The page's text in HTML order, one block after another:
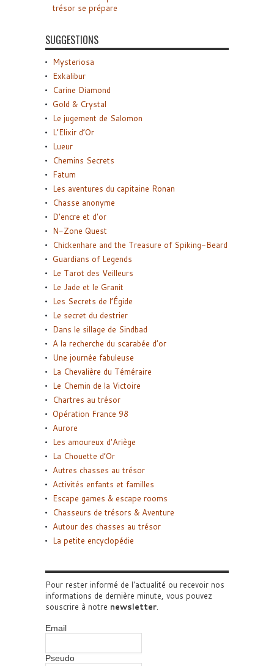
trésor se prépare
SUGGESTIONS
Mysteriosa
Exkalibur
Carine Diamond
Gold & Crystal
Le jugement de Salomon
L’Elixir d’Or
Lueur
Chemins Secrets
Fatum
Les aventures du capitaine Ronan
Chasse anonyme
D’encre et d’or
N-Zone Quest
Chickenhare and the Treasure of Spiking-Beard
Guardians of Legends
Le Tarot des Veilleurs
Le Jade et le Granit
Les Secrets de l’Égide
Le secret du destrier
Dans le sillage de Sindbad
A la recherche du scarabée d’or
Une journée fabuleuse
La Chevalière du Téméraire
Le Chemin de la Victoire
Chartres au trésor
Opération France 98
Aurore
Les amoureux d’Ariège
La Chouette d’Or
Autres chasses au trésor
Activités enfants et familles
Escape games & escape rooms
Chasseurs de trésors & Aventure
Autour des chasses au trésor
La petite encyclopédie
Pour rester informé de l'actualité ou recevoir nos
informations de dernière minute, vous pouvez
souscrire à notre newsletter.
Email
Pseudo